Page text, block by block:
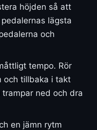
höjden så att
lägsta
och
tempo. Rör
och tillbaka i takt
ned och dra
en jämn rytm